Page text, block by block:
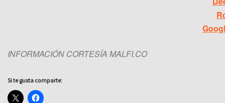
INFORMACIÓN CORTESÍA MALFI.CO
Si te gusta comparte: